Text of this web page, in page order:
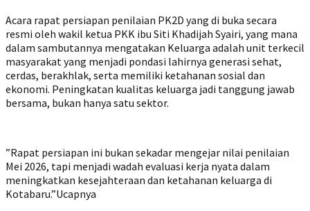
‎Acara rapat persiapan penilaian PK2D yang di buka secara
resmi oleh wakil ketua PKK ibu Siti Khadijah Syairi, yang mana
dalam sambutannya mengatakan Keluarga adalah unit terkecil
masyarakat yang menjadi pondasi lahirnya generasi sehat,
cerdas, berakhlak, serta memiliki ketahanan sosial dan
ekonomi. Peningkatan kualitas keluarga jadi tanggung jawab
bersama, bukan hanya satu sektor.
‎”Rapat persiapan ini bukan sekadar mengejar nilai penilaian
Mei 2026, tapi menjadi wadah evaluasi kerja nyata dalam
meningkatkan kesejahteraan dan ketahanan keluarga di
Kotabaru.”Ucapnya